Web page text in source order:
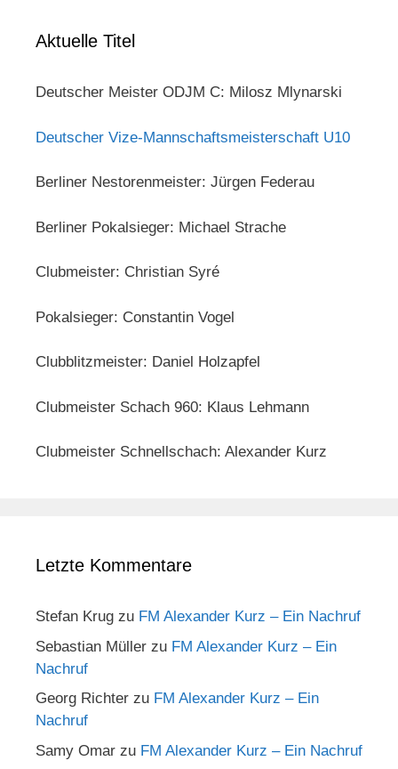
Aktuelle Titel
Deutscher Meister ODJM C: Milosz Mlynarski
Deutscher Vize-Mannschaftsmeisterschaft U10
Berliner Nestorenmeister: Jürgen Federau
Berliner Pokalsieger: Michael Strache
Clubmeister: Christian Syré
Pokalsieger: Constantin Vogel
Clubblitzmeister: Daniel Holzapfel
Clubmeister Schach 960: Klaus Lehmann
Clubmeister Schnellschach: Alexander Kurz
Letzte Kommentare
Stefan Krug zu FM Alexander Kurz – Ein Nachruf
Sebastian Müller zu FM Alexander Kurz – Ein
Nachruf
Georg Richter zu FM Alexander Kurz – Ein
Nachruf
Samy Omar zu FM Alexander Kurz – Ein Nachruf